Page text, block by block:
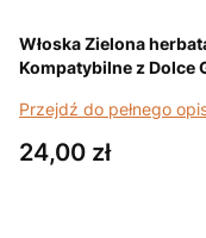
Włoska Zielona
Kompatybilne z Dolce
Przejdź do pełnego
Cena
24,00 zł